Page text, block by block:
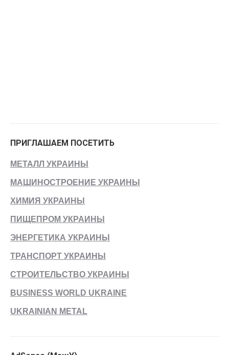
ПРИГЛАШАЕМ ПОСЕТИТЬ
МЕТАЛЛ УКРАИНЫ
МАШИНОСТРОЕНИЕ УКРАИНЫ
ХИМИЯ УКРАИНЫ
ПИЩЕПРОМ УКРАИНЫ
ЭНЕРГЕТИКА УКРАИНЫ
ТРАНСПОРТ УКРАИНЫ
СТРОИТЕЛЬСТВО УКРАИНЫ
BUSINESS WORLD UKRAINE
UKRAINIAN METAL